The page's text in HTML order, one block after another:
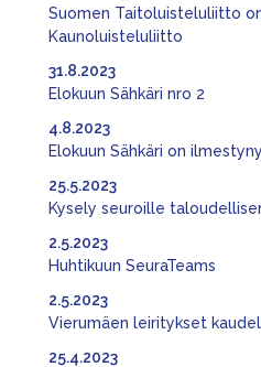
Suomen Taitoluisteluliitto
Kaunoluisteluliitto
Elokuun Sähkäri nro 2
31.8.2023
Elokuun Sähkäri on
4.8.2023
Kysely seuroille
25.5.2023
Huhtikuun SeuraTeams
2.5.2023
Vierumäen leiritykset
2.5.2023
25.4.2023